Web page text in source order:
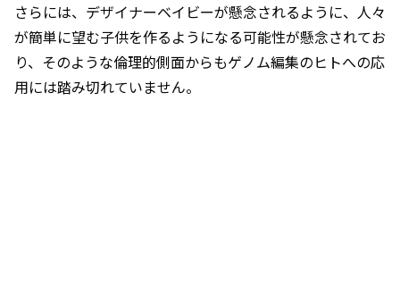
さらには、デザイナーベイビーが懸念されるように、人々
が簡単に望む子供を作るようになる可能性が懸念されてお
り、そのような倫理的側面からもゲノム編集のヒトへの応
用には踏み切れていません。